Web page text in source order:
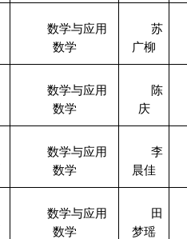
数学与应用
数学
苏
广柳
数学与应用
数学
陈
庆
数学与应用
数学
李
晨佳
数学与应用
数学
田
梦瑶